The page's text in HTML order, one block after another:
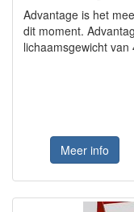
Advantage is het
dit moment.
lichaamsgewicht
Meer info